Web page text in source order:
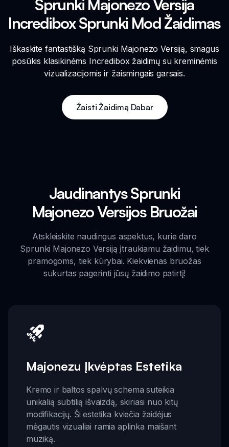
Sprunki Majonezo Versija
Incredibox Sprunki Mod Žaidimas
Iškaskite fantastišką Sprunki Majonezo Versiją, smagus
posūkis klasikinėms Incredibox žaidimų su kreminėmis
vizualizacijomis ir žaismingais garsais.
Žaisti Žaidimą Dabar
Jaudinantys Sprunki
Majonezo Versijos Bruožai
Atskleiskite naudingus aspektus, kurie daro
Sprunki Majonezo Versiją įtraukiamu žaidimu, tiek
pramogoms, tiek kūrybai. Kiekvienas bruožas
sukurtas pagerinti jūsų žaidimo patirtį!
Majonezu Įkvėptas Estetika
Kremo ir baltos spalvų schema suteikia
unikalią subtilią išvaizdą, skiriasi nuo kitų
modifikacijų. Ši estetika kviečia žaidėjus
mėgautis vizualiai ramia aplinka maišant
muziką.